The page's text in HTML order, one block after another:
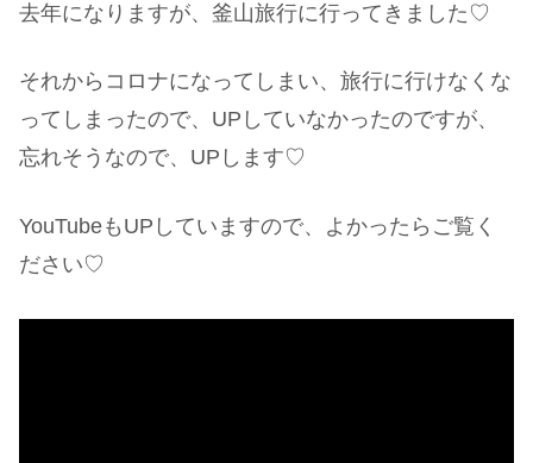
去年になりますが、釜山旅行に行ってきました♡
それからコロナになってしまい、旅行に行けなくな
ってしまったので、UPしていなかったのですが、
忘れそうなので、UPします♡
YouTubeもUPしていますので、よかったらご覧く
ださい♡